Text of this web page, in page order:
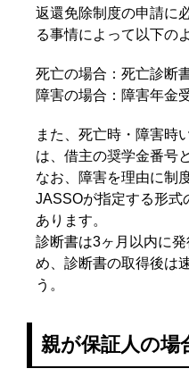
返還免除制度の申請に
る事情によって以下の
死亡の場合：死亡診断
障害の場合：障害年金
また、死亡時・障害時
は、借主の奨学金番号
なお、障害を理由に制
JASSOが指定する形式
あります。
診断書は3ヶ月以内に
め、診断書の取得後は
う。
親が保証人の場